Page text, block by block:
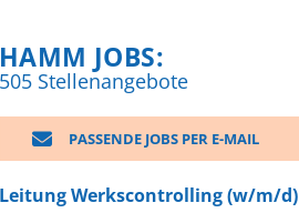
HAMM JOBS:
505 Stellenangebote
PASSENDE JOBS PER E-MAIL
Leitung Werkscontrolling (w/m/d)